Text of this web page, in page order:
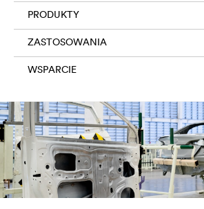
PRODUKTY
ZASTOSOWANIA
WSPARCIE